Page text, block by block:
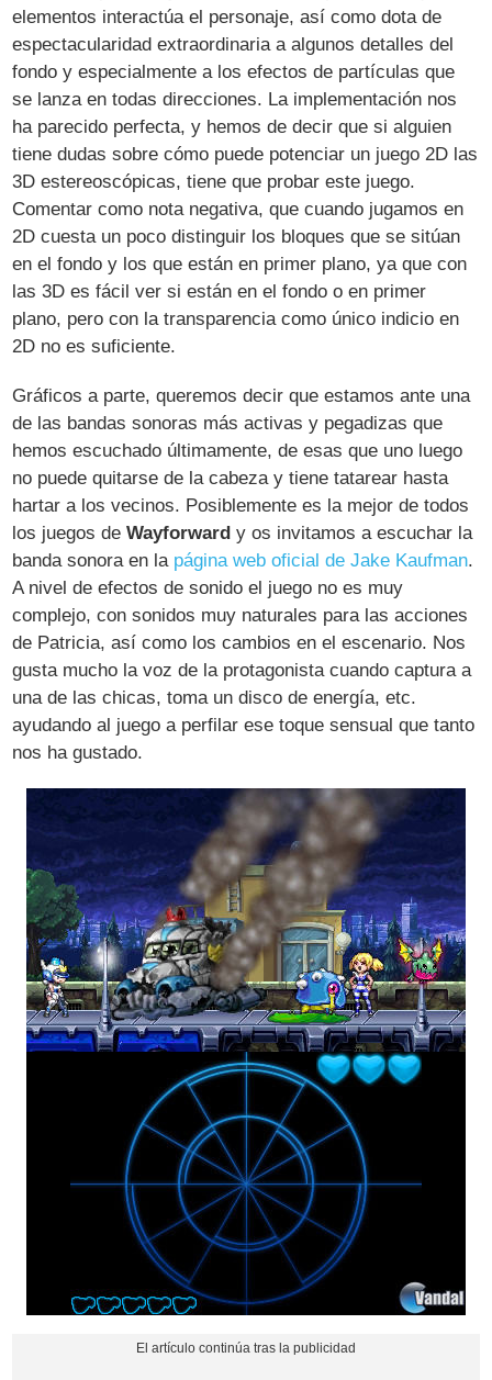
elementos interactúa el personaje, así como dota de
espectacularidad extraordinaria a algunos detalles del
fondo y especialmente a los efectos de partículas que
se lanza en todas direcciones. La implementación nos
ha parecido perfecta, y hemos de decir que si alguien
tiene dudas sobre cómo puede potenciar un juego 2D las
3D estereoscópicas, tiene que probar este juego.
Comentar como nota negativa, que cuando jugamos en
2D cuesta un poco distinguir los bloques que se sitúan
en el fondo y los que están en primer plano, ya que con
las 3D es fácil ver si están en el fondo o en primer
plano, pero con la transparencia como único indicio en
2D no es suficiente.
Gráficos a parte, queremos decir que estamos ante una
de las bandas sonoras más activas y pegadizas que
hemos escuchado últimamente, de esas que uno luego
no puede quitarse de la cabeza y tiene tatarear hasta
hartar a los vecinos. Posiblemente es la mejor de todos
los juegos deWayforward y os invitamos a escuchar la
banda sonora en la página web oficial de Jake Kaufman.
A nivel de efectos de sonido el juego no es muy
complejo, con sonidos muy naturales para las acciones
de Patricia, así como los cambios en el escenario. Nos
gusta mucho la voz de la protagonista cuando captura a
una de las chicas, toma un disco de energía, etc.
ayudando al juego a perfilar ese toque sensual que tanto
nos ha gustado.